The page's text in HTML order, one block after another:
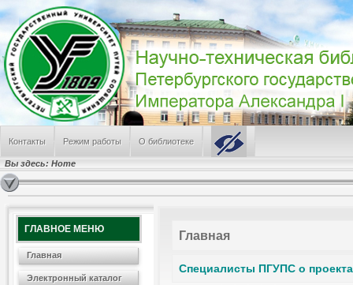
Контакты Режим работы О библиотеке
Вы здесь: Home
Пресса о ПГУПС (дайджест СМИ за июль 2026 г.)
День железнодорожника
ПГУПС заслужил грант в Федеральном конкурсе
Режим работы НТБ летом 2026 года
В поиске альма-матер
САМЫЕ ПОПУЛЯРНЫЕ
Режим работы отделов Научно-технической библиотеки
Электронные Ресурсы
Информация о библиотеке
Лабораторная работа по физике № 100
ГЛАВНОЕ МЕНЮ
Главная
Электронный каталог
Главная
Специалисты ПГУПС о